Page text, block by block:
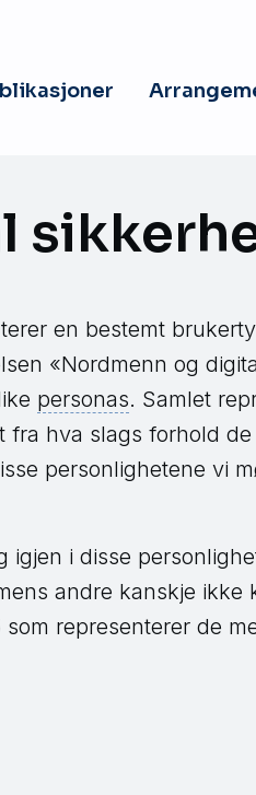
en bestemt
«Nordmenn og
personas. Samlet
fra hva slags forhold de
personlighetene vi
igjen i disse
andre kanskje ikke
representerer de